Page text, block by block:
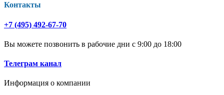
Контакты
+7 (495) 492-67-70
Вы можете позвонить в рабочие дни с 9:00 до 18:00
Телеграм канал
Информация о компании